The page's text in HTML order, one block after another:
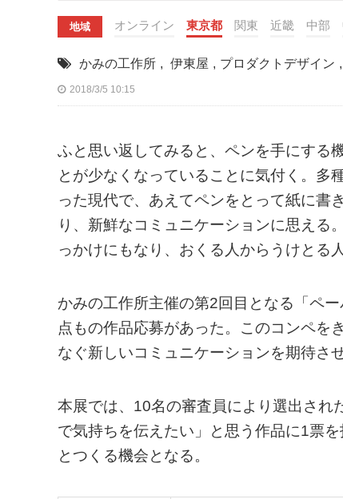
地域 オンライン 東京都 関東 近畿 中部
かみの工作所 , 伊東屋 , プロダクトデザイン ,
2018/3/5 10:15
ふと思い返してみると、ペンを手にする
とが少なくなっていることに気付く。多
った現代で、あえてペンをとって紙に書
り、新鮮なコミュニケーションに思える
っかけにもなり、おくる人からうけとる
かみの工作所主催の第2回目となる「ペ
点もの作品応募があった。このコンペを
なぐ新しいコミュニケーションを期待させ
本展では、10名の審査員により選出され
で気持ちを伝えたい」と思う作品に1票
とつくる機会となる。